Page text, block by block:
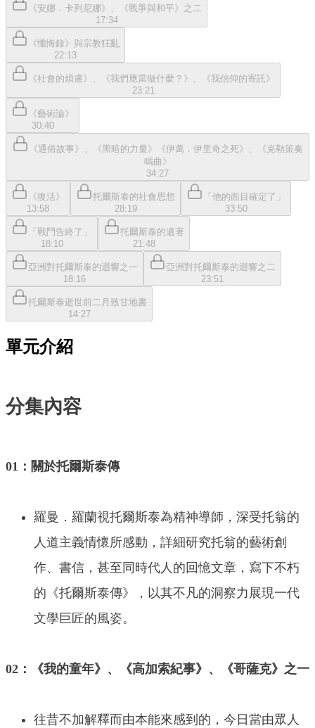
《安娜．卡列尼娜》、《戰爭與和平》之二
17:34
《懺悔錄》與宗教狂亂
22:13
《社會的煩慮》、《我們應當做什麼？》、《我信仰的寄託》
23:21
《藝術論》
30:40
《通俗故事》、《黑暗的力量》《伊萬．伊里奇之死》、《克勒策奏
鳴曲》
34:27
《復活》
13:58
托爾斯泰的社會思想
28:19
「他的面目確定了」
33:50
「戰鬥告終了」
18:10
托爾斯泰的遺著
21:48
亞洲對托爾斯泰的迴響之一
18:16
亞洲對托爾斯泰的迴響之二
23:51
托爾斯泰逝世前二月致甘地書
14:27
單元介紹
分集內容
01：關於托爾斯泰傳
羅曼．羅蘭視托爾斯泰為精神導師，深受托翁的
人道主義情懷所感動，詳細研究托翁的藝術創
作、書信，甚至同時代人的回憶文章，寫下不朽
的《托爾斯泰傳》，以其不凡的洞察力展現一代
文學巨匠的風姿。
02：《我的童年》、《高加索紀事》、《哥薩克》之一
往昔不加解釋而由本能來感到的，今日當由眾人